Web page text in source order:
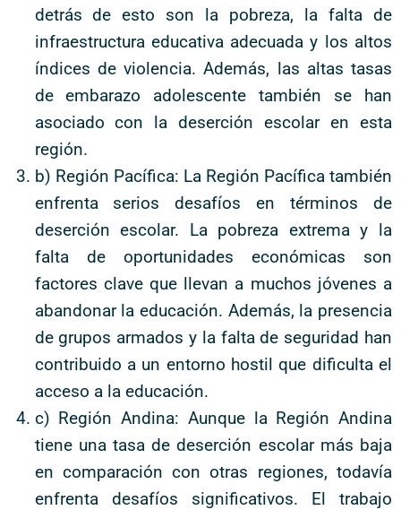
detrás de esto son la pobreza, la falta de
infraestructura educativa adecuada y los altos
índices de violencia. Además, las altas tasas
de embarazo adolescente también se han
asociado con la deserción escolar en esta
región.
b) Región Pacífica: La Región Pacífica también
enfrenta serios desafíos en términos de
deserción escolar. La pobreza extrema y la
falta de oportunidades económicas son
factores clave que llevan a muchos jóvenes a
abandonar la educación. Además, la presencia
de grupos armados y la falta de seguridad han
contribuido a un entorno hostil que dificulta el
acceso a la educación.
c) Región Andina: Aunque la Región Andina
tiene una tasa de deserción escolar más baja
en comparación con otras regiones, todavía
enfrenta desafíos significativos. El trabajo